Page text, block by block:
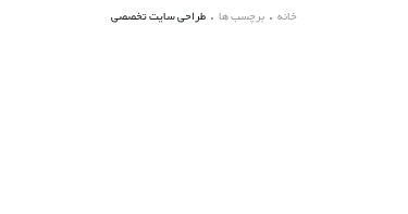
خانه برچسب ها طراحی سایت تخصصی